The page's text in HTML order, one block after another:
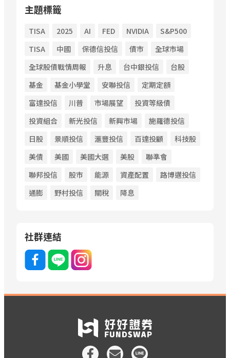
主題標籤
TISA 2025 AI FED NVIDIA
S&P500
TISA
中國 保德信投信 債市
全球市場
全球股債戰情周報
升息 台中銀投信
台股
基金
基金小學堂 安聯投信
定期定額
富達投信
川普 市場展望
投資等級債
投資組合
新光投信 新興市場
施羅德投信
日股
景順投信 滙豐投信 百達投顧
科技股
美債
美國 美國大選 美股
聯準會
聯邦投信
股市 能源 資產配置
路博邁投信
通膨
野村投信 關稅 降息
社群連結